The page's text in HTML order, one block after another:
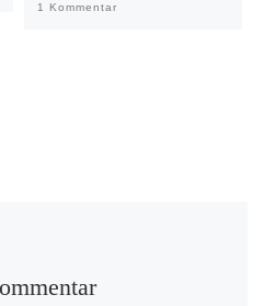
1 Kommentar